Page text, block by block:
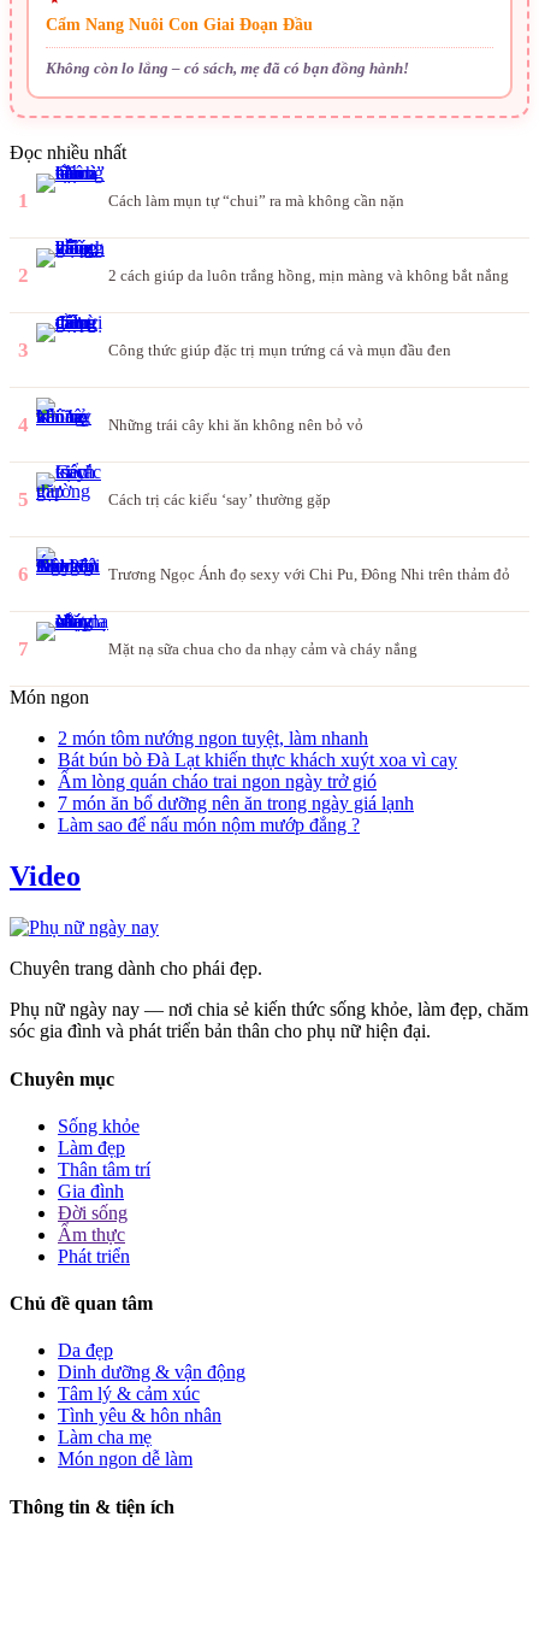
Cẩm Nang Nuôi Con Giai Đoạn Đầu
Không còn lo lắng – có sách, mẹ đã có bạn đồng hành!
Đọc nhiều nhất
1 Cách làm mụn tự “chui” ra mà không cần nặn
2 2 cách giúp da luôn trắng hồng, mịn màng và không bắt nắng
3 Công thức giúp đặc trị mụn trứng cá và mụn đầu đen
4 Những trái cây khi ăn không nên bỏ vỏ
5 Cách trị các kiểu ‘say’ thường gặp
6 Trương Ngọc Ánh đọ sexy với Chi Pu, Đông Nhi trên thảm đỏ
7 Mặt nạ sữa chua cho da nhạy cảm và cháy nắng
Món ngon
2 món tôm nướng ngon tuyệt, làm nhanh
Bát bún bò Đà Lạt khiến thực khách xuýt xoa vì cay
Ấm lòng quán cháo trai ngon ngày trở gió
7 món ăn bổ dưỡng nên ăn trong ngày giá lạnh
Làm sao để nấu món nộm mướp đắng ?
Video
Chuyên trang dành cho phái đẹp.
Phụ nữ ngày nay — nơi chia sẻ kiến thức sống khỏe, làm đẹp, chăm
sóc gia đình và phát triển bản thân cho phụ nữ hiện đại.
Chuyên mục
Sống khỏe
Làm đẹp
Thân tâm trí
Gia đình
Đời sống
Ẩm thực
Phát triển
Chủ đề quan tâm
Da đẹp
Dinh dưỡng & vận động
Tâm lý & cảm xúc
Tình yêu & hôn nhân
Làm cha mẹ
Món ngon dễ làm
Thông tin & tiện ích